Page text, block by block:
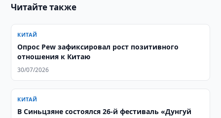
Читайте также
КИТАЙ
Опрос Pew зафиксировал рост позитивного
отношения к Китаю
30/07/2026
КИТАЙ
В Синьцзяне состоялся 26-й фестиваль «Дунгуй